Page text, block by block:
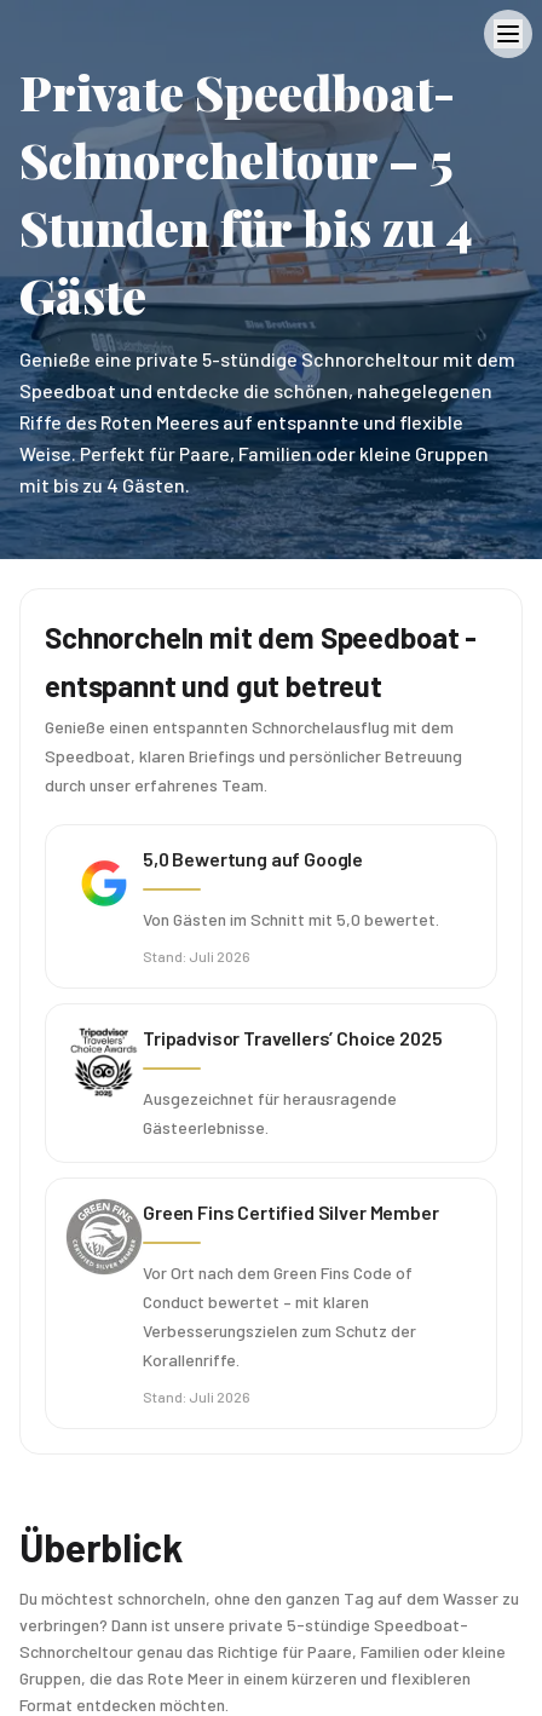
Private Speedboat-
Schnorcheltour – 5
Stunden für bis zu 4
Gäste
Genieße eine private 5-stündige Schnorcheltour mit dem
Speedboat und entdecke die schönen, nahegelegenen
Riffe des Roten Meeres auf entspannte und flexible
Weise. Perfekt für Paare, Familien oder kleine Gruppen
mit bis zu 4 Gästen.
Schnorcheln mit dem Speedboat -
entspannt und gut betreut
Genieße einen entspannten Schnorchelausflug mit dem
Speedboat, klaren Briefings und persönlicher Betreuung
durch unser erfahrenes Team.
5,0 Bewertung auf Google
Von Gästen im Schnitt mit 5,0 bewertet.
Stand: Juli 2026
Tripadvisor Travellers’ Choice 2025
Ausgezeichnet für herausragende
Gästeerlebnisse.
Green Fins Certified Silver Member
Vor Ort nach dem Green Fins Code of
Conduct bewertet – mit klaren
Verbesserungszielen zum Schutz der
Korallenriffe.
Stand: Juli 2026
Überblick
Du möchtest schnorcheln, ohne den ganzen Tag auf dem Wasser zu
verbringen? Dann ist unsere private 5-stündige Speedboat-
Schnorcheltour genau das Richtige für Paare, Familien oder kleine
Gruppen, die das Rote Meer in einem kürzeren und flexibleren
Format entdecken möchten.